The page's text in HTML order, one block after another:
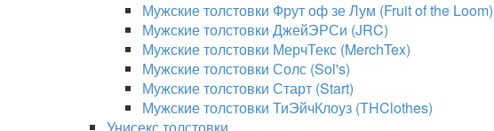
Мужские толстовки Фрут оф зе Лум (Fruit of the Loom)
Мужские толстовки ДжейЭРСи (JRC)
Мужские толстовки МерчТекс (MerchTex)
Мужские толстовки Солс (Sol's)
Мужские толстовки Старт (Start)
Мужские толстовки ТиЭйчКлоуз (THClothes)